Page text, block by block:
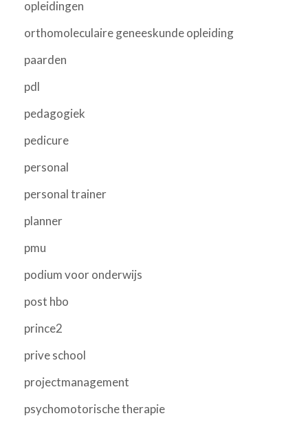
opleidingen
orthomoleculaire geneeskunde opleiding
paarden
pdl
pedagogiek
pedicure
personal
personal trainer
planner
pmu
podium voor onderwijs
post hbo
prince2
prive school
projectmanagement
psychomotorische therapie